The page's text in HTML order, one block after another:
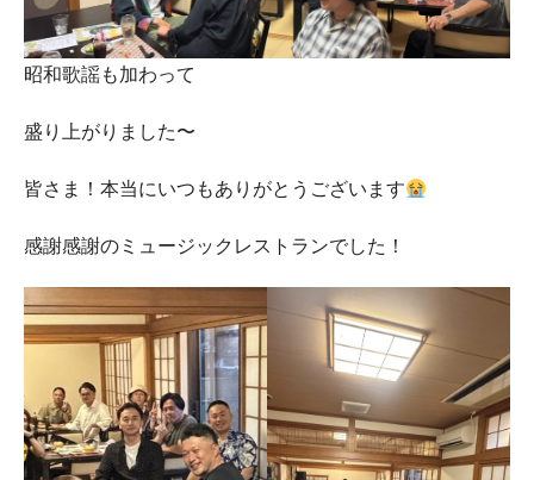
昭和歌謡も加わって
盛り上がりました〜
皆さま！本当にいつもありがとうございます
感謝感謝のミュージックレストランでした！